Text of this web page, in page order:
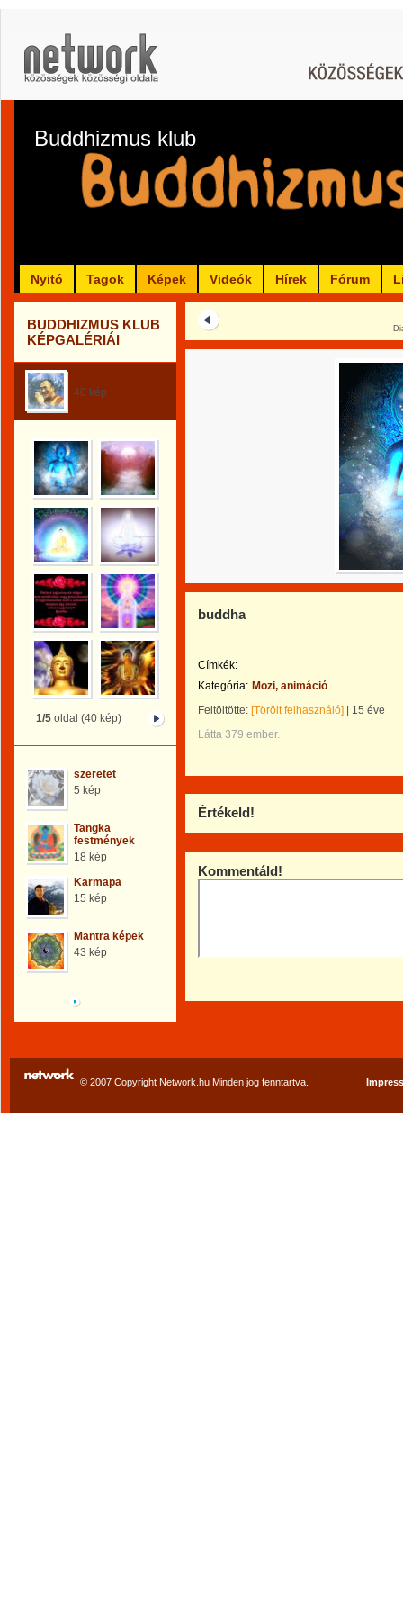
Buddhizmus klub
Nyitó Tagok Képek Videók Hírek Fórum
BUDDHIZMUS KLUB
KÉPGALÉRIÁI
40 kép
1/5oldal (40 kép)
szeretet
5 kép
Tangka
festmények
18 kép
Karmapa
15 kép
Mantra képek
43 kép
buddha
Címkék:
Kategória: Mozi, animáció
Feltöltötte: [Törölt felhasználó]
15 éve
Látta 379 ember.
Értékeld!
Kommentáld!
© 2007 Copyright Network.hu Minden jog fenntartva.